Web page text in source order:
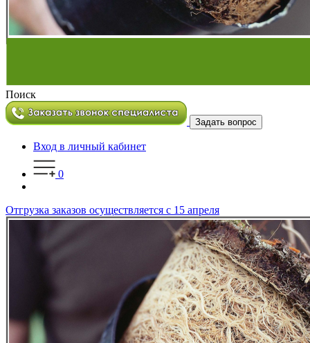
Поиск
Задать вопрос
Вход в личный кабинет
0
Отгрузка заказов осуществляется с 15 апреля